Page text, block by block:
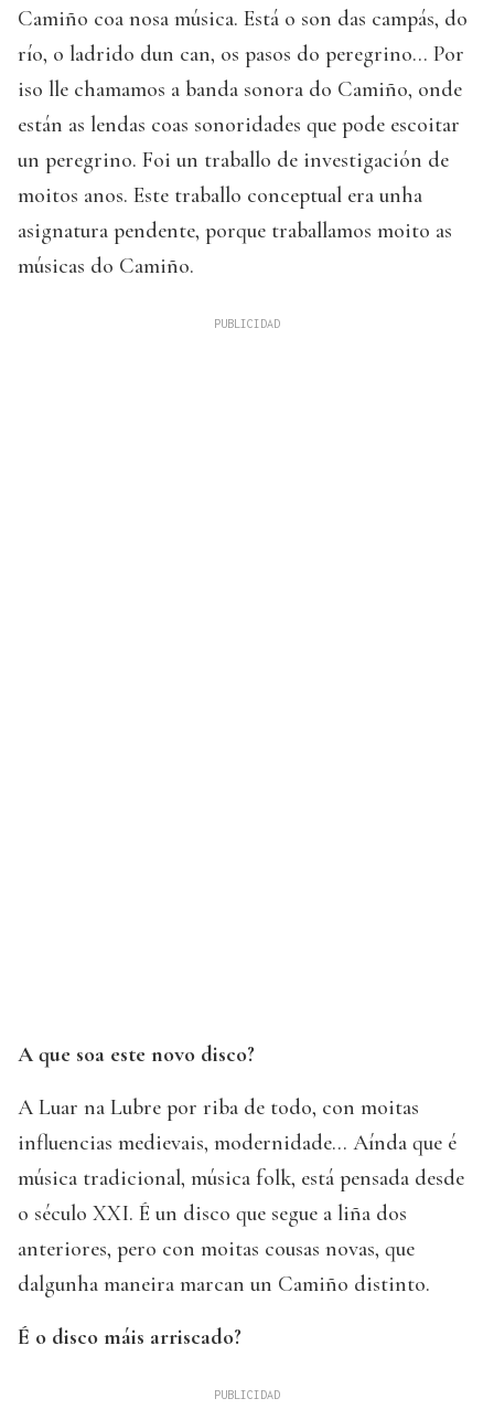
Camiño coa nosa música. Está o son das campás, do
río, o ladrido dun can, os pasos do peregrino… Por
iso lle chamamos a banda sonora do Camiño, onde
están as lendas coas sonoridades que pode escoitar
un peregrino. Foi un traballo de investigación de
moitos anos. Este traballo conceptual era unha
asignatura pendente, porque traballamos moito as
músicas do Camiño.
A que soa este novo disco?
A Luar na Lubre por riba de todo, con moitas
influencias medievais, modernidade… Aínda que é
música tradicional, música folk, está pensada desde
o século XXI. É un disco que segue a liña dos
anteriores, pero con moitas cousas novas, que
dalgunha maneira marcan un Camiño distinto.
É o disco máis arriscado?